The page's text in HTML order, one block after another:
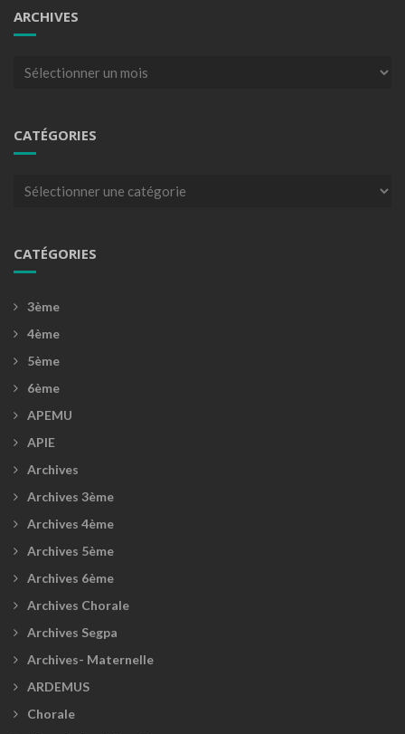
ARCHIVES
Archives
CATÉGORIES
Catégories
CATÉGORIES
3ème
4ème
5ème
6ème
APEMU
APIE
Archives
Archives 3ème
Archives 4ème
Archives 5ème
Archives 6ème
Archives Chorale
Archives Segpa
Archives- Maternelle
ARDEMUS
Chorale